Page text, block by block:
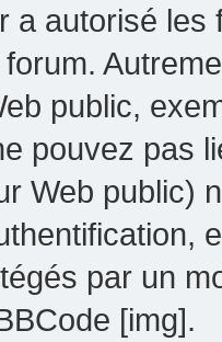
a autorisé
public,
pouvez pas
Web public)
par un
[img].